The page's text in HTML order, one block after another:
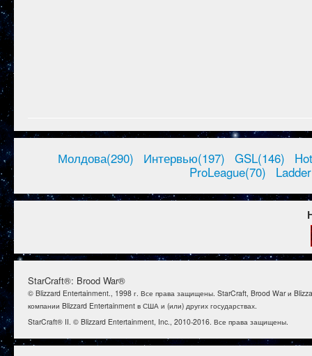
Молдова(290) Интервью(197) GSL(146)
ProLeague(70)
StarCraft®: Brood War®
© Blizzard Entertainment., 1998 г. Все права защищены. StarCraft, Brood War и
компании Blizzard Entertainment в США и (или) других государствах.
StarCraft® II. © Blizzard Entertainment, Inc., 2010-2016. Все права защищены.